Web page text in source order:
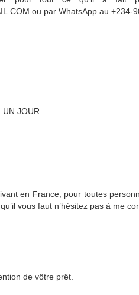
ou par WhatsApp au +234-
JOUR.
en France, pour toutes
vous faut n’hésitez pas à me
de vôtre prêt.